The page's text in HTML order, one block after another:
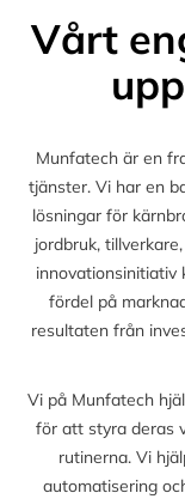
Vårt
Munfatech är en
tjänster. Vi har en
lösningar för
jordbruk,
innovationsinitiativ
fördel på
resultaten från
Vi på Munfatech
för att styra deras
rutinerna. Vi
automatisering